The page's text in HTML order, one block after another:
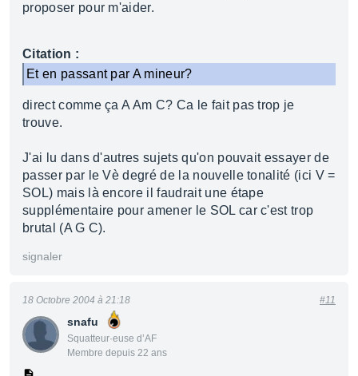
proposer pour m'aider.
Citation :
Et en passant par A mineur?
direct comme ça A Am C? Ca le fait pas trop je
trouve.
J'ai lu dans d'autres sujets qu'on pouvait essayer de
passer par le Vè degré de la nouvelle tonalité (ici V =
SOL) mais là encore il faudrait une étape
supplémentaire pour amener le SOL car c'est trop
brutal (A G C).
signaler
snafu
Squatteur·euse d’AF
Membre depuis 22 ans
18 Octobre 2004 à 21:18 #11